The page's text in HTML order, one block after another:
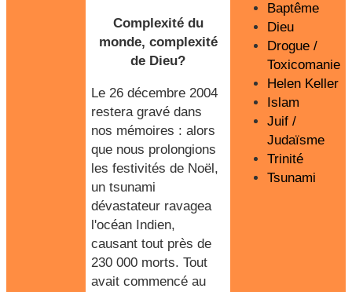
Complexité du
monde, complexité
de Dieu?
Le 26 décembre 2004
restera gravé dans
nos mémoires : alors
que nous prolongions
les festivités de Noël,
un tsunami
dévastateur ravagea
l'océan Indien,
causant tout près de
230 000 morts. Tout
avait commencé au
Baptême
Dieu
Drogue /
Toxicomanie
Helen Keller
Islam
Juif /
Judaïsme
Trinité
Tsunami